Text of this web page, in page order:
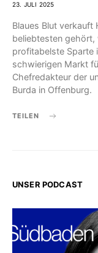
23. JULI 2025
Blaues Blut verkauft
beliebtesten
profitabelste Sparte
schwierigen Markt
Chefredakteur der
Burda in Offenburg.
TEILEN
UNSER PODCAST